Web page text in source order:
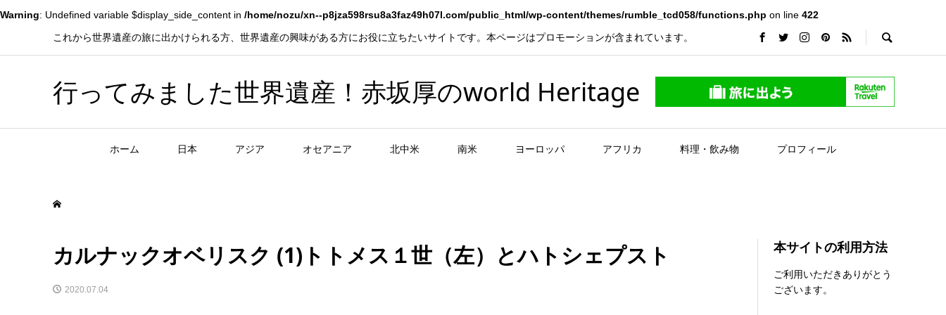
Warning: Undefined variable $display_side_content in /home/nozu/xn--p8jza598rsu8a3faz49h07l.com/public_html/wp-content/themes/rumble_tcd058/functions.php on line 422
これから世界遺産の旅に出かけられる方、世界遺産の興味がある方にお役に立ちたいサイトです。本ページはプロモーションが含まれています。
行ってみました世界遺産！赤坂厚のworld Heritage
ホーム 日本 アジア オセアニア 北中米 南米 ヨーロッパ アフリカ 料理・飲み物 プロフィール
カルナックオベリスク (1)トトメス１世（左）とハトシェプスト
2020.07.04
本サイトの利用方法
ご利用いただきありがとう
ございます。